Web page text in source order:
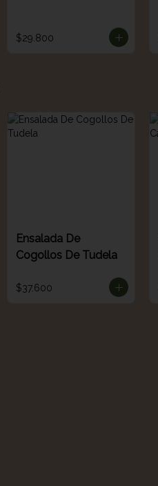
$29.800
Ensalada De
Cogollos De Tudela
$37.600